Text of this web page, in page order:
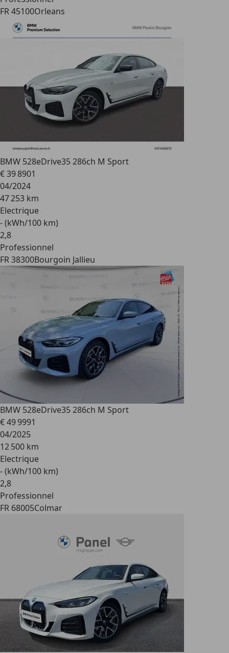
FR 45100Orleans
BMW 528eDrive35 286ch M Sport
€ 39 8901
04/2024
47 253 km
Electrique
- (kWh/100 km)
2,8
Professionnel
FR 38300Bourgoin Jallieu
BMW 528eDrive35 286ch M Sport
€ 49 9991
04/2025
12 500 km
Electrique
- (kWh/100 km)
2,8
Professionnel
FR 68005Colmar